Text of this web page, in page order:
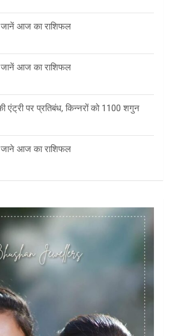
आज का राशिफल
आज का राशिफल
एंट्री पर प्रतिबंध, किन्नरों को 1100 शगुन
जाने आज का राशिफल